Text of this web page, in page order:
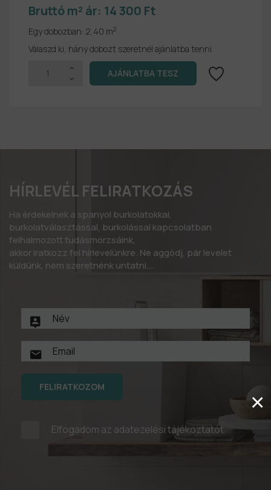
Bruttó m² ár: 14 300 Ft
Egy dobozban: 2,40 m2
Válaszd ki, hány dobozt szeretnél ajánlatba tenni.
HÍRLEVÉL FELIRATKOZÁS
Ha érdekelnek a spanyol burkolatokkal,
burkolatválasztással, burkolással kapcsolatban
felhalmozott tudásmorzsáink,
akkor iratkozz fel hírlevelünkre. Ne aggódj, pár levelet
küldünk, nem szeretnénk untatni….
FELIRATKOZOM
Elfogadom az adatezelési tájékoztatót
×